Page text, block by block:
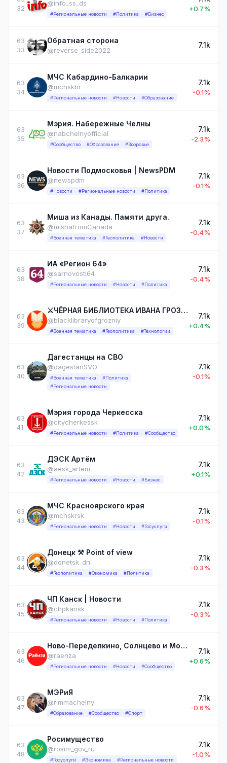
32
@info_ss_ds
#Региональные новости #Политика #Бизнес
+0.7%
63
33
Обратная сторона
@reverse_side2022
7.1k
63
34
МЧС Кабардино-Балкарии
@mchskbr
#Региональные новости #Новости #Образование
7.1k
-0.1%
63
35
Мэрия. Набережные Челны
@nabchelnyofficial
#Сообщество #Образование #Здоровье
7.1k
-2.3%
63
36
Новости Подмосковья | NewsPDM
@newspdm
#Новости #Региональные новости #Политика
7.1k
-0.1%
63
37
Миша из Канады. Памяти друга.
@mishafromCanada
#Военная тематика #Геополитика #Новости
7.1k
-0.4%
63
38
ИА «Регион 64»
@sarnovosti64
#Региональные новости #Новости #Политика
7.1k
-0.4%
63
39
⚔ЧЁРНАЯ БИБЛИОТЕКА ИВАНА ГРОЗНОГО⚔
@blacklibraryofgrozniy
#Военная тематика #Геополитика #Технологии
7.1k
+0.4%
63
40
Дагестанцы на СВО
@dagestanSVO
#Военная тематика
#Политика
#Региональные новости
7.1k
-0.1%
63
41
Мэрия города Черкесска
@citycherkessk
#Региональные новости #Политика #Сообщество
7.1k
+0.0%
63
42
ДЭСК Артём
@aesk_artem
#Региональные новости #Новости #Бизнес
7.1k
+0.1%
63
43
МЧС Красноярского края
@mchskrsk
#Региональные новости #Новости #Госуслуги
7.1k
-0.1%
63
44
Донецк ⚒ Point of view
@donetsk_dn
#Геополитика #Экономика #Политика
7.1k
-0.3%
63
45
ЧП Канск | Новости
@chpkansk
#Региональные новости #Новости #Политика
7.1k
-0.3%
63
46
Ново-Переделкино, Солнцево и Москва
@raenza
#Региональные новости #Новости #Сообщество
7.1k
+0.6%
63
47
МЭРиЯ
@rimmachelny
#Образование #Сообщество #Спорт
7.1k
-0.6%
63
48
Росимущество
@rosim_gov_ru
#Госуслуги #Экономика #Региональные новости
7.1k
-1.0%